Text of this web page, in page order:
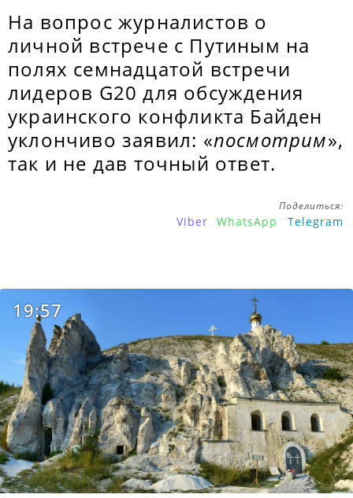
На вопрос журналистов о
личной встрече с Путиным на
полях семнадцатой встречи
лидеров G20 для обсуждения
украинского конфликта Байден
уклончиво заявил: «посмотрим»,
так и не дав точный ответ.
Поделиться:
Viber WhatsApp Telegram
19:57